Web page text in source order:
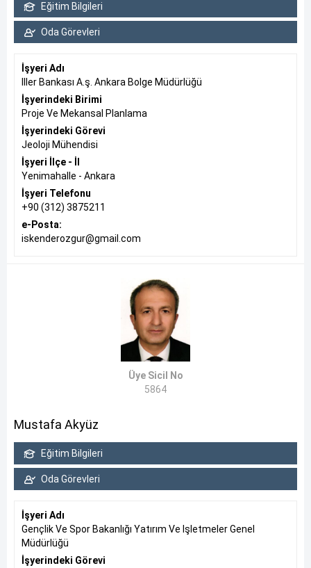
Eğitim Bilgileri
Oda Görevleri
İşyeri Adı
Iller Bankası A.ş. Ankara Bolge Müdürlüğü
İşyerindeki Birimi
Proje Ve Mekansal Planlama
İşyerindeki Görevi
Jeoloji Mühendisi
İşyeri İlçe - İl
Yenimahalle - Ankara
İşyeri Telefonu
+90 (312) 3875211
e-Posta:
iskenderozgur@gmail.com
Üye Sicil No
5864
Mustafa Akyüz
Eğitim Bilgileri
Oda Görevleri
İşyeri Adı
Gençlik Ve Spor Bakanlığı Yatırım Ve Işletmeler Genel
Müdürlüğü
İşyerindeki Görevi